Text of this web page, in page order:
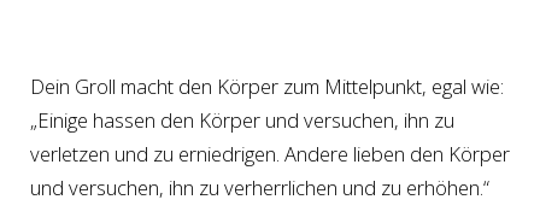
Dein Groll macht den Körper zum Mittelpunkt, egal wie:
„Einige hassen den Körper und versuchen, ihn zu
verletzen und zu erniedrigen. Andere lieben den Körper
und versuchen, ihn zu verherrlichen und zu erhöhen.“